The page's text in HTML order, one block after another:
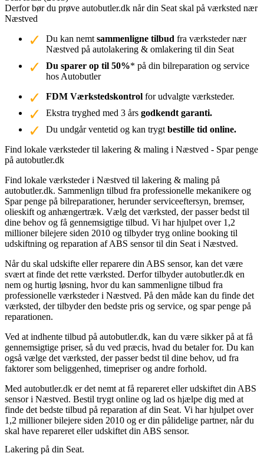
Derfor bør du prøve autobutler.dk når din Seat skal på værksted nær
Næstved
Du kan nemt sammenligne tilbud fra værksteder nær
Næstved på autolakering & omlakering til din Seat
Du sparer op til 50%* på din bilreparation og service
hos Autobutler
FDM Værkstedskontrol for udvalgte værksteder.
Ekstra tryghed med 3 års godkendt garanti.
Du undgår ventetid og kan trygt bestille tid online.
Find lokale værksteder til lakering & maling i Næstved - Spar penge
på autobutler.dk
Find lokale værksteder i Næstved til lakering & maling på
autobutler.dk. Sammenlign tilbud fra professionelle mekanikere og
Spar penge på bilreparationer, herunder serviceeftersyn, bremser,
olieskift og anhængertræk. Vælg det værksted, der passer bedst til
dine behov og få gennemsigtige tilbud. Vi har hjulpet over 1,2
millioner bilejere siden 2010 og tilbyder tryg online booking til
udskiftning og reparation af ABS sensor til din Seat i Næstved.
Når du skal udskifte eller reparere din ABS sensor, kan det være
svært at finde det rette værksted. Derfor tilbyder autobutler.dk en
nem og hurtig løsning, hvor du kan sammenligne tilbud fra
professionelle værksteder i Næstved. På den måde kan du finde det
værksted, der tilbyder den bedste pris og service, og spar penge på
reparationen.
Ved at indhente tilbud på autobutler.dk, kan du være sikker på at få
gennemsigtige priser, så du ved præcis, hvad du betaler for. Du kan
også vælge det værksted, der passer bedst til dine behov, ud fra
faktorer som beliggenhed, timepriser og andre forhold.
Med autobutler.dk er det nemt at få repareret eller udskiftet din ABS
sensor i Næstved. Bestil trygt online og lad os hjælpe dig med at
finde det bedste tilbud på reparation af din Seat. Vi har hjulpet over
1,2 millioner bilejere siden 2010 og er din pålidelige partner, når du
skal have repareret eller udskiftet din ABS sensor.
Lakering på din Seat.